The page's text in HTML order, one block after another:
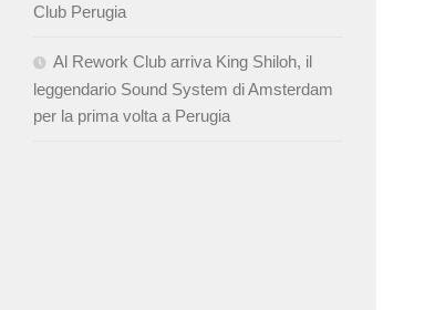
Club Perugia
Al Rework Club arriva King Shiloh, il
leggendario Sound System di Amsterdam
per la prima volta a Perugia